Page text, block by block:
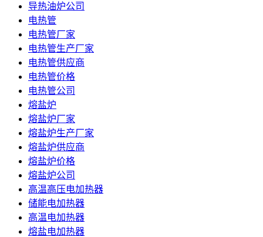
导热油炉公司
电热管
电热管厂家
电热管生产厂家
电热管供应商
电热管价格
电热管公司
熔盐炉
熔盐炉厂家
熔盐炉生产厂家
熔盐炉供应商
熔盐炉价格
熔盐炉公司
高温高压电加热器
储能电加热器
高温电加热器
熔盐电加热器